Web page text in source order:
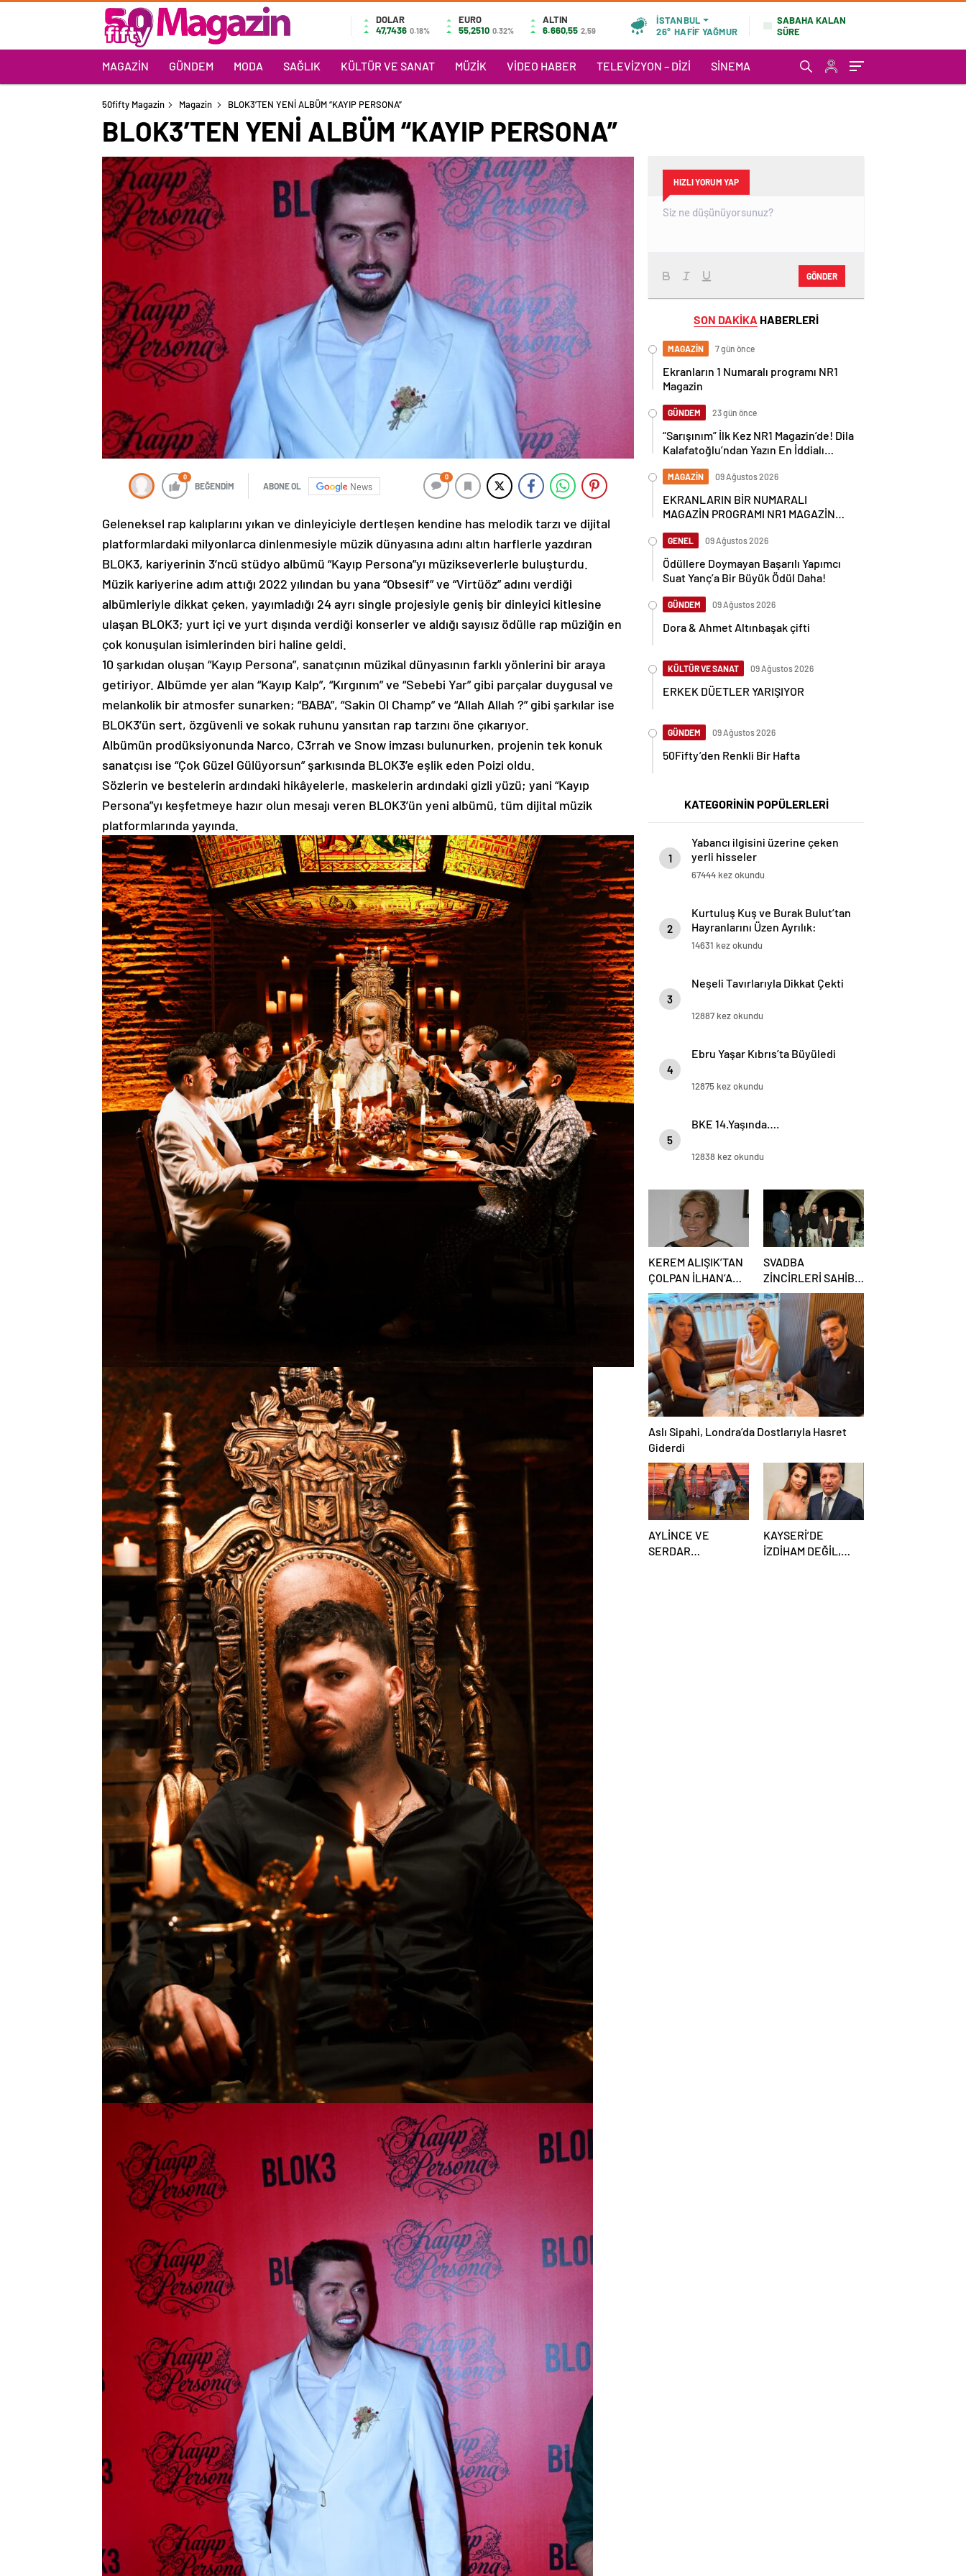
DOLAR
47,7436 0.18%
EURO
55,2510 0.32%
ALTIN
6.660,55 2,59
İSTANBUL
26° HAFİF YAĞMUR
SABAHA KALAN
SÜRE
MAGAZIN GÜNDEM MODA SAĞLIK KÜLTÜR VE SANAT MÜZIK VIDEO HABER TELEVIZYON – DIZI SINEMA
50fifty Magazin Magazin BLOK3’TEN YENİ ALBÜM “KAYIP PERSONA”
BLOK3’TEN YENİ ALBÜM “KAYIP PERSONA”
0
BEĞENDİM ABONE OL News
0
Geleneksel rap kalıplarını yıkan ve dinleyiciyle dertleşen kendine has melodik tarzı ve dijital
platformlardaki milyonlarca dinlenmesiyle müzik dünyasına adını altın harflerle yazdıran
BLOK3, kariyerinin 3’ncü stüdyo albümü “Kayıp Persona”yı müzikseverlerle buluşturdu.
Müzik kariyerine adım attığı 2022 yılından bu yana “Obsesif” ve “Virtüöz” adını verdiği
albümleriyle dikkat çeken, yayımladığı 24 ayrı single projesiyle geniş bir dinleyici kitlesine
ulaşan BLOK3; yurt içi ve yurt dışında verdiği konserler ve aldığı sayısız ödülle rap müziğin en
çok konuşulan isimlerinden biri haline geldi.
10 şarkıdan oluşan “Kayıp Persona”, sanatçının müzikal dünyasının farklı yönlerini bir araya
getiriyor. Albümde yer alan “Kayıp Kalp”, “Kırgınım” ve “Sebebi Yar” gibi parçalar duygusal ve
melankolik bir atmosfer sunarken; “BABA”, “Sakin Ol Champ” ve “Allah Allah ?” gibi şarkılar ise
BLOK3’ün sert, özgüvenli ve sokak ruhunu yansıtan rap tarzını öne çıkarıyor.
Albümün prodüksiyonunda Narco, C3rrah ve Snow imzası bulunurken, projenin tek konuk
sanatçısı ise “Çok Güzel Gülüyorsun” şarkısında BLOK3’e eşlik eden Poizi oldu.
Sözlerin ve bestelerin ardındaki hikâyelerle, maskelerin ardındaki gizli yüzü; yani “Kayıp
Persona”yı keşfetmeye hazır olun mesajı veren BLOK3’ün yeni albümü, tüm dijital müzik
platformlarında yayında.
HIZLI YORUM YAP
GÖNDER
SON DAKİKA HABERLERİ
MAGAZİN 7 gün önce
Ekranların 1 Numaralı programı NR1
Magazin
GÜNDEM 23 gün önce
“Sarışınım” İlk Kez NR1 Magazin’de! Dila
Kalafatoğlu’ndan Yazın En İddialı
MAGAZİN 09 Ağustos 2026
EKRANLARIN BİR NUMARALI
MAGAZİN PROGRAMI NR1 MAGAZİN
GENEL 09 Ağustos 2026
Ödüllere Doymayan Başarılı Yapımcı
Suat Yanç’a Bir Büyük Ödül Daha!
GÜNDEM 09 Ağustos 2026
Dora & Ahmet Altınbaşak çifti
KÜLTÜR VE SANAT 09 Ağustos 2026
ERKEK DÜETLER YARIŞIYOR
GÜNDEM 09 Ağustos 2026
50Fifty’den Renkli Bir Hafta
KATEGORİNİN POPÜLERLERİ
1
Yabancı ilgisini üzerine çeken
yerli hisseler
67444 kez okundu
2
Kurtuluş Kuş ve Burak Bulut’tan
Hayranlarını Üzen Ayrılık:
“Birlikte Son Sahnede, Son
14631 kez okundu
3
Neşeli Tavırlarıyla Dikkat Çekti
12887 kez okundu
4
Ebru Yaşar Kıbrıs’ta Büyüledi
12875 kez okundu
5
BKE 14.Yaşında….
12838 kez okundu
KEREM ALIŞIK’TAN
ÇOLPAN İLHAN’A
DUYGU YÜKLÜ ŞİİR:
“Bir Attila İlhan
şiirinden çıkmıştı
sanki”
SVADBA
ZİNCİRLERİ SAHİBİ
SEMİH HOT
YAŞGÜNÜNÜ SANAT
VE CEMİYET
DÜNYASININ ÜNLÜ
İSİMLERİYLE
KUTLADI!
Aslı Sipahi, Londra’da Dostlarıyla Hasret
Giderdi
AYLİNCE VE
SERDAR
KAYSERİ’DE
İZDİHAM DEĞİL,